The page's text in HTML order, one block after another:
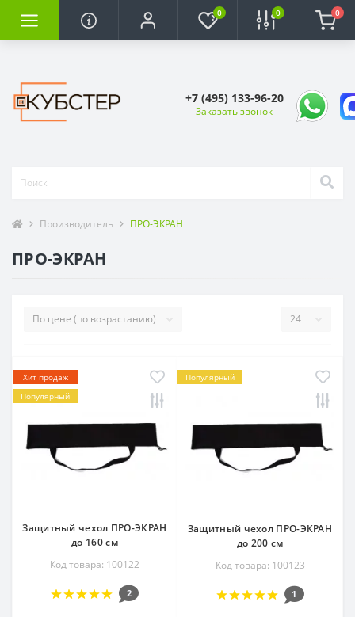
0 0 0
+7 (495) 133-96-20
Заказать звонок
Производитель ПРО-ЭКРАН
ПРО-ЭКРАН
Хит продаж
Популярный
Защитный чехол ПРО-ЭКРАН
до 160 см
Код товара: 100122
2
Популярный
Защитный чехол ПРО-ЭКРАН
до 200 см
Код товара: 100123
1